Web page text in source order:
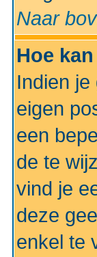
Naar
Hoe
Indien
eigen
een
de te
vind je
deze
enkel te